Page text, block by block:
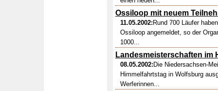
Ossiloop mit neuem
11.05.2002: Rund 700 Läufer
Ossiloop angemeldet, so der
1000...
Landesmeisterschaften im
08.05.2002: Die Niedersachsen-
Himmelfahrtstag in Wolfsburg
Werferinnen...